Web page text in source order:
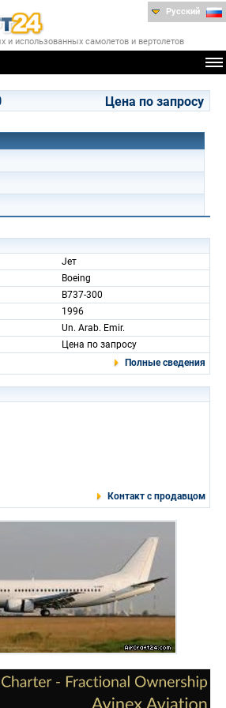
использованных самолетов и вертолетов
Русский
Цена по запросу
Jет
Boeing
B737-300
1996
Un. Arab. Emir.
Цена по запросу
Полные сведения
Контакт с продавцом